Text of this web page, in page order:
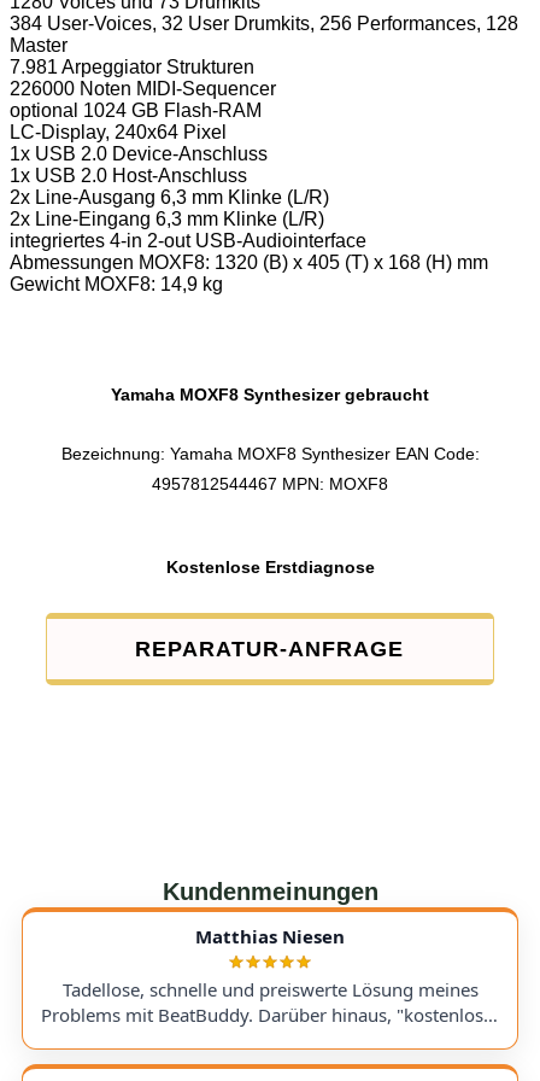
384 User-Voices, 32 User Drumkits, 256 Performances, 128
Master
7.981 Arpeggiator Strukturen
226000 Noten MIDI-Sequencer
optional 1024 GB Flash-RAM
LC-Display, 240x64 Pixel
1x USB 2.0 Device-Anschluss
1x USB 2.0 Host-Anschluss
2x Line-Ausgang 6,3 mm Klinke (L/R)
2x Line-Eingang 6,3 mm Klinke (L/R)
integriertes 4-in 2-out USB-Audiointerface
Abmessungen MOXF8: 1320 (B) x 405 (T) x 168 (H) mm
Gewicht MOXF8: 14,9 kg
Yamaha MOXF8 Synthesizer gebraucht
Bezeichnung: Yamaha MOXF8 Synthesizer EAN Code:
4957812544467 MPN: MOXF8
Kostenlose Erstdiagnose
REPARATUR-ANFRAGE
Kundenmeinungen
Matthias Niesen
Tadellose, schnelle und preiswerte Lösung meines
Problems mit BeatBuddy. Darüber hinaus, "kostenloser
bringe. Kommunikation lief hervorragend und die